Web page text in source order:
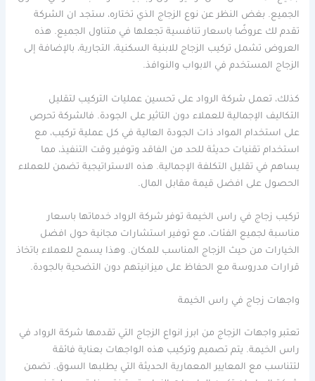
الجميع. بغض النظر عن نوع الزجاج الذي تختاره، ستجد ان الشركة
تقدم لك عروضًا باسعار تنافسية تجعلها في متناول الجميع. هذه
العروض تشمل تركيب الزجاج للابنية السكنية، التجارية، بالإضافة إلى
الزجاج المستخدم في الابواب والنوافذ.
كذلك، تعمل شركة الرواد على تحسين عمليات التركيب لتقليل
التكاليف الإجمالية للعملاء دون التاثير على الجودة. فالشركة تحرص
على استخدام المواد ذات الجودة العالية في كل عملية تركيب، مع
استخدام تقنيات حديثة للحد من الفاقد وتوفير وقت التنفيذ، مما
يساهم في تقليل التكلفة الإجمالية. هذه الاستراتيجية تضمن للعملاء
الحصول على افضل قيمة مقابل المال.
تركيب زجاج في راس الخيمة توفر شركة الرواد خدماتها باسعار
مناسبة لجميع الفئات، مع توفير استشارات مجانية حول افضل
الخيارات من حيث الزجاج المناسب للمكان. وهذا يسمح للعملاء باتخاذ
قرارات مدروسة مع الحفاظ على ميزانيتهم دون التضحية بالجودة.
واجهات زجاج في راس الخيمة
تعتبر واجهات الزجاج من ابرز انواع الزجاج التي تقدمها شركة الرواد في
راس الخيمة. يتم تصميم وتركيب هذه الواجهات بعناية فائقة
لتتناسب مع المعايير المعمارية الحديثة التي يطلبها السوق. تضمن